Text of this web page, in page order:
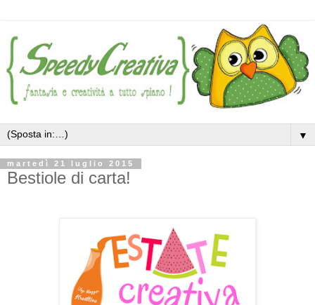
▼
martedì 21 luglio 2015
Bestiole di carta!